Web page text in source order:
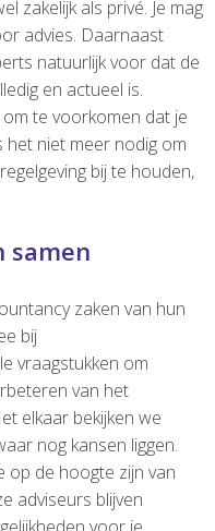
zakelijk als privé. Je mag
advies. Daarnaast
natuurlijk voor dat de
en actueel is.
te voorkomen dat je
het niet meer nodig om
bij te houden,
samen
zaken van hun
bij
vraagstukken om
van het
elkaar bekijken we
nog kansen liggen.
op de hoogte zijn van
adviseurs blijven